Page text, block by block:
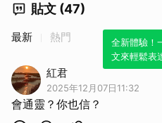
貼文 (47)
全新體驗！
文來輕鬆表
最新 熱門
紅君
2025年12月07日11:32
會通靈？你也信？